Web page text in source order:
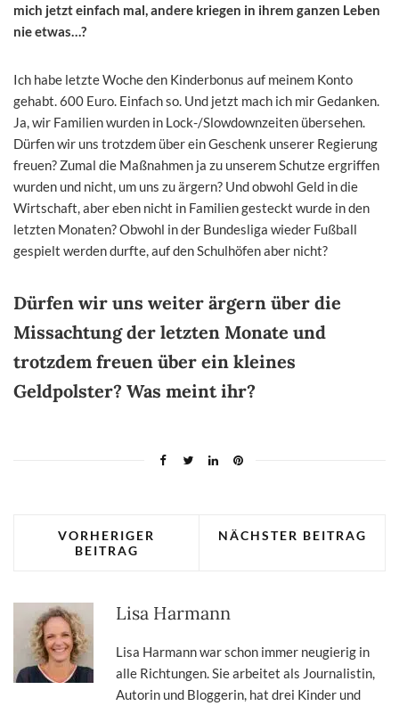
mich jetzt einfach mal, andere kriegen in ihrem ganzen Leben
nie etwas…?
Ich habe letzte Woche den Kinderbonus auf meinem Konto
gehabt. 600 Euro. Einfach so. Und jetzt mach ich mir Gedanken.
Ja, wir Familien wurden in Lock-/Slowdownzeiten übersehen.
Dürfen wir uns trotzdem über ein Geschenk unserer Regierung
freuen? Zumal die Maßnahmen ja zu unserem Schutze ergriffen
wurden und nicht, um uns zu ärgern? Und obwohl Geld in die
Wirtschaft, aber eben nicht in Familien gesteckt wurde in den
letzten Monaten? Obwohl in der Bundesliga wieder Fußball
gespielt werden durfte, auf den Schulhöfen aber nicht?
Dürfen wir uns weiter ärgern über die
Missachtung der letzten Monate und
trotzdem freuen über ein kleines
Geldpolster? Was meint ihr?
VORHERIGER
BEITRAG
NÄCHSTER BEITRAG
Lisa Harmann
Lisa Harmann war schon immer neugierig in
alle Richtungen. Sie arbeitet als Journalistin,
Autorin und Bloggerin, hat drei Kinder und